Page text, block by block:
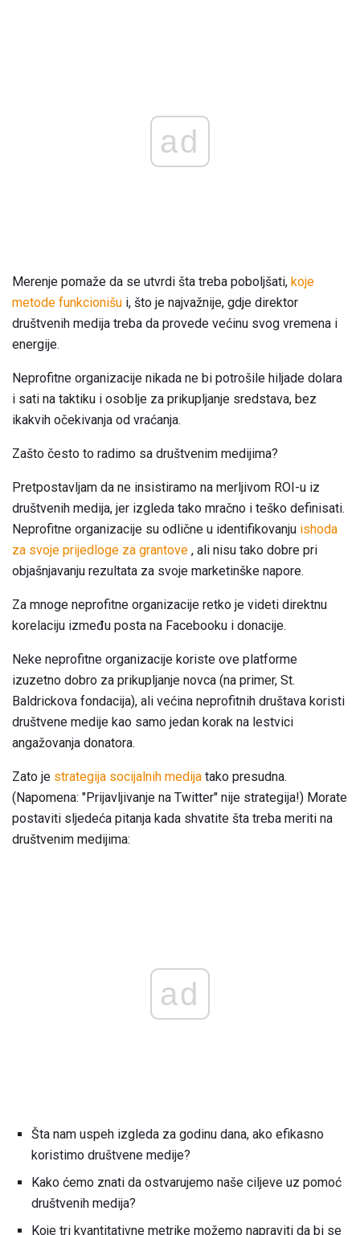
ad
Merenje pomaže da se utvrdi šta treba poboljšati, koje
metode funkcionišu i, što je najvažnije, gdje direktor
društvenih medija treba da provede većinu svog vremena i
energije.
Neprofitne organizacije nikada ne bi potrošile hiljade dolara
i sati na taktiku i osoblje za prikupljanje sredstava, bez
ikakvih očekivanja od vraćanja.
Zašto često to radimo sa društvenim medijima?
Pretpostavljam da ne insistiramo na merljivom ROI-u iz
društvenih medija, jer izgleda tako mračno i teško definisati.
Neprofitne organizacije su odlične u identifikovanju ishoda
za svoje prijedloge za grantove , ali nisu tako dobre pri
objašnjavanju rezultata za svoje marketinške napore.
Za mnoge neprofitne organizacije retko je videti direktnu
korelaciju između posta na Facebooku i donacije.
Neke neprofitne organizacije koriste ove platforme
izuzetno dobro za prikupljanje novca (na primer, St.
Baldrickova fondacija), ali većina neprofitnih društava koristi
društvene medije kao samo jedan korak na lestvici
angažovanja donatora.
Zato je strategija socijalnih medija tako presudna.
(Napomena: "Prijavljivanje na Twitter" nije strategija!) Morate
postaviti sljedeća pitanja kada shvatite šta treba meriti na
društvenim medijima:
ad
Šta nam uspeh izgleda za godinu dana, ako efikasno
koristimo društvene medije?
Kako ćemo znati da ostvarujemo naše ciljeve uz pomoć
društvenih medija?
Koje tri kvantitativne metrike možemo napraviti da bi se